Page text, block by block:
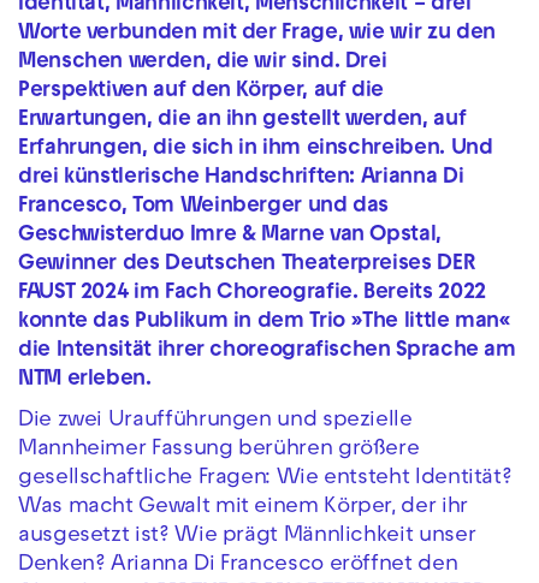
Identität, Männlichkeit, Menschlichkeit – drei
Worte verbunden mit der Frage, wie wir zu den
Menschen werden, die wir sind. Drei
Perspektiven auf den Körper, auf die
Erwartungen, die an ihn gestellt werden, auf
Erfahrungen, die sich in ihm einschreiben. Und
drei künstlerische Handschriften: Arianna Di
Francesco, Tom Weinberger und das
Geschwisterduo Imre & Marne van Opstal,
Gewinner des Deutschen Theaterpreises DER
FAUST 2024 im Fach Choreografie. Bereits 2022
konnte das Publikum in dem Trio »The little man«
die Intensität ihrer choreografischen Sprache am
NTM erleben.
Die zwei Uraufführungen und spezielle
Mannheimer Fassung berühren größere
gesellschaftliche Fragen: Wie entsteht Identität?
Was macht Gewalt mit einem Körper, der ihr
ausgesetzt ist? Wie prägt Männlichkeit unser
Denken? Arianna Di Francesco eröffnet den